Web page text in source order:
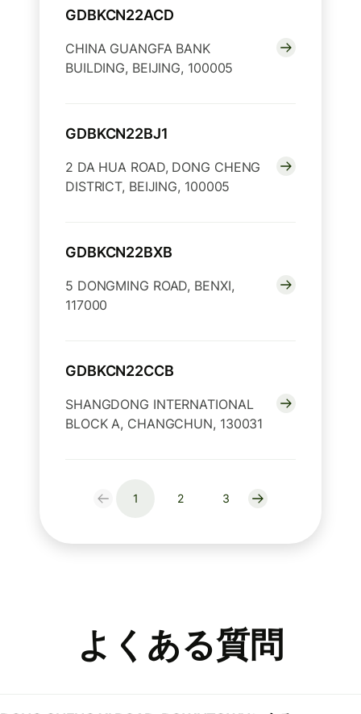
GDBKCN22ACD
CHINA GUANGFA BANK
BUILDING, BEIJING, 100005
GDBKCN22BJ1
2 DA HUA ROAD, DONG CHENG
DISTRICT, BEIJING, 100005
GDBKCN22BXB
5 DONGMING ROAD, BENXI,
117000
GDBKCN22CCB
SHANGDONG INTERNATIONAL
BLOCK A, CHANGCHUN, 130031
1 2 3
よくある質問